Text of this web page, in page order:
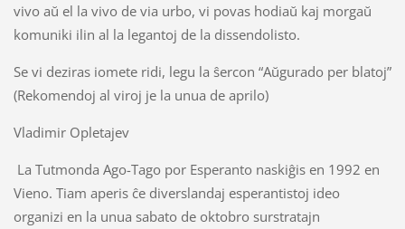
vivo aŭ el la vivo de via urbo, vi povas hodiaŭ kaj morgaŭ
komuniki ilin al la legantoj de la dissendolisto.
Se vi deziras iomete ridi, legu la ŝercon “Aŭgurado per blatoj”
(Rekomendoj al viroj je la unua de aprilo)
Vladimir Opletajev
La Tutmonda Ago-Tago por Esperanto naskiĝis en 1992 en
Vieno. Tiam aperis ĉe diverslandaj esperantistoj ideo
organizi en la unua sabato de oktobro surstratajn